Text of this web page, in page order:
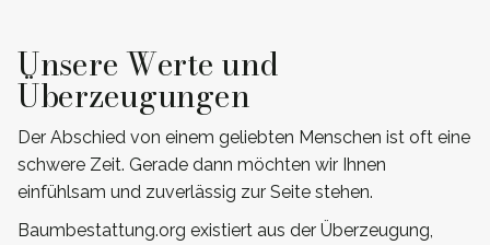
Unsere Werte und
Überzeugungen
Der Abschied von einem geliebten Menschen ist oft eine
schwere Zeit. Gerade dann möchten wir Ihnen
einfühlsam und zuverlässig zur Seite stehen.
Baumbestattung.org existiert aus der Überzeugung,